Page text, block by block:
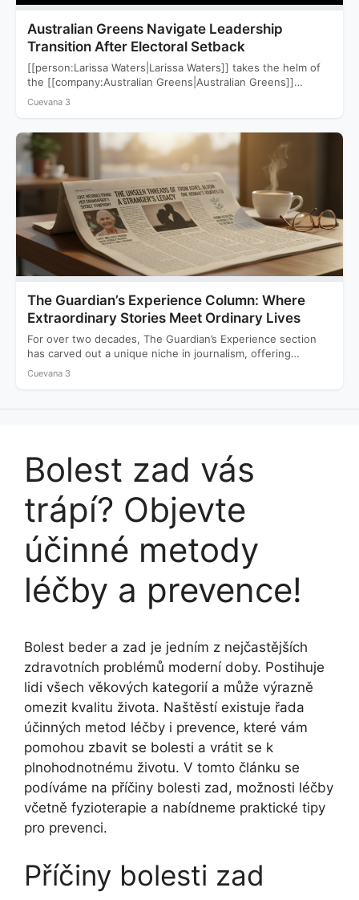
Australian Greens Navigate Leadership
Transition After Electoral Setback
[[person:Larissa Waters|Larissa Waters]] takes the helm of
the [[company:Australian Greens|Australian Greens]]
following a devastating 2025 election that saw…
Cuevana 3
The Guardian’s Experience Column: Where
Extraordinary Stories Meet Ordinary Lives
For over two decades, The Guardian’s Experience section
has carved out a unique niche in journalism, offering
readers…
Cuevana 3
Bolest zad vás
trápí? Objevte
účinné metody
léčby a prevence!
Bolest beder a zad je jedním z nejčastějších
zdravotních problémů moderní doby. Postihuje
lidi všech věkových kategorií a může výrazně
omezit kvalitu života. Naštěstí existuje řada
účinných metod léčby i prevence, které vám
pomohou zbavit se bolesti a vrátit se k
plnohodnotnému životu. V tomto článku se
podíváme na příčiny bolesti zad, možnosti léčby
včetně fyzioterapie a nabídneme praktické tipy
pro prevenci.
Příčiny bolesti zad